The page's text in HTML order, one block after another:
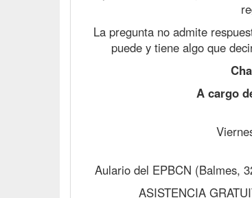
La pregunta no admite
puede y tiene algo que
A cargo
Aulario del EPBCN (Balmes,
ASISTENCIA